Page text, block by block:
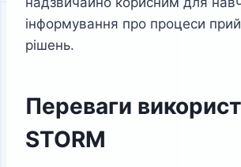
інформування про процеси
рішень.
Переваги
STORM